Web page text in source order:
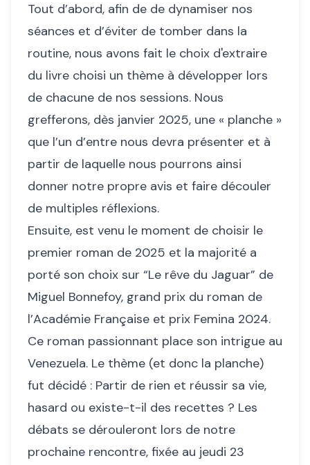
Tout d’abord, afin de de dynamiser nos
séances et d’éviter de tomber dans la
routine, nous avons fait le choix d'extraire
du livre choisi un thème à développer lors
de chacune de nos sessions. Nous
grefferons, dès janvier 2025, une « planche »
que l’un d’entre nous devra présenter et à
partir de laquelle nous pourrons ainsi
donner notre propre avis et faire découler
de multiples réflexions.
Ensuite, est venu le moment de choisir le
premier roman de 2025 et la majorité a
porté son choix sur “Le rêve du Jaguar” de
Miguel Bonnefoy, grand prix du roman de
l’Académie Française et prix Femina 2024.
Ce roman passionnant place son intrigue au
Venezuela. Le thème (et donc la planche)
fut décidé : Partir de rien et réussir sa vie,
hasard ou existe-t-il des recettes ? Les
débats se dérouleront lors de notre
prochaine rencontre, fixée au jeudi 23